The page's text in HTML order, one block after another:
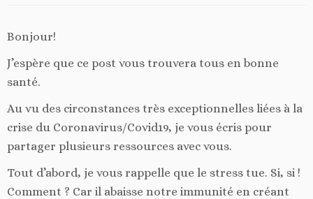
Bonjour!
J’espère que ce post vous trouvera tous en bonne
santé.
Au vu des circonstances très exceptionnelles liées à la
crise du Coronavirus/Covid19, je vous écris pour
partager plusieurs ressources avec vous.
Tout d’abord, je vous rappelle que le stress tue. Si, si !
Comment ? Car il abaisse notre immunité en créant